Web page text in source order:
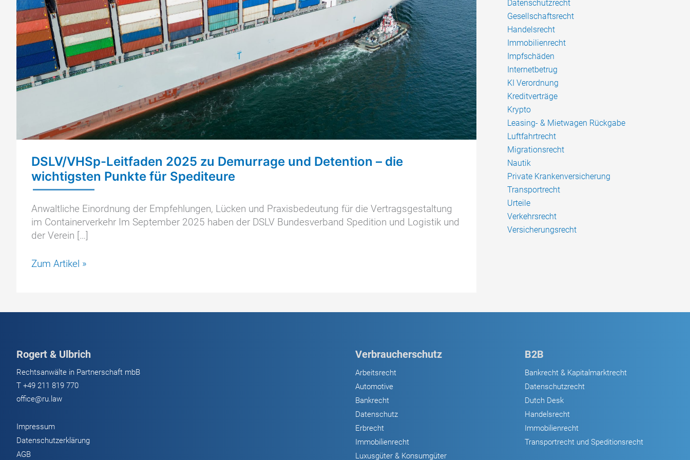
DSLV/VHSp-Leitfaden 2025 zu Demurrage und Detention – die
wichtigsten Punkte für Spediteure
Anwaltliche Einordnung der Empfehlungen, Lücken und Praxisbedeutung für die Vertragsgestaltung
im Containerverkehr Im September 2025 haben der DSLV Bundesverband Spedition und Logistik und
der Verein […]
DSLV/VHSp-
–
die
wichtigsten
Punkte
Spediteure
Zum Artikel »
Datenschutzrecht
Gesellschaftsrecht
Handelsrecht
Immobilienrecht
Impfschäden
Internetbetrug
KI Verordnung
Kreditverträge
Krypto
Leasing- & Mietwagen Rückgabe
Luftfahrtrecht
Migrationsrecht
Nautik
Private Krankenversicherung
Transportrecht
Urteile
Verkehrsrecht
Versicherungsrecht
Rogert & Ulbrich
Rechtsanwälte in Partnerschaft mbB
T +49 211 819 770
office@ru.law
Impressum
Datenschutzerklärung
AGB
Verbraucherschutz
Arbeitsrecht
Automotive
Bankrecht
Datenschutz
Erbrecht
Immobilienrecht
Luxusgüter & Konsumgüter
B2B
Bankrecht & Kapitalmarktrecht
Datenschutzrecht
Dutch Desk
Handelsrecht
Immobilienrecht
Transportrecht und Speditionsrecht